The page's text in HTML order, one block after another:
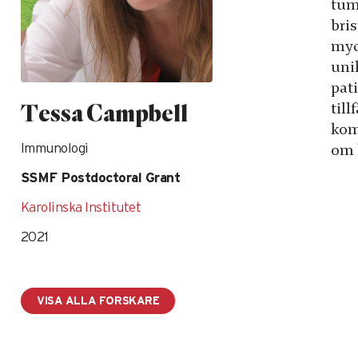
Tessa Campbell
Immunologi
SSMF Postdoctoral Grant
Karolinska Institutet
2021
om
VISA ALLA FORSKARE